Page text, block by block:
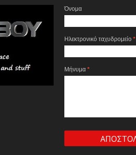
Όνομα
Ηλεκτρονικό ταχυδρομείο*
Μήνυμα*